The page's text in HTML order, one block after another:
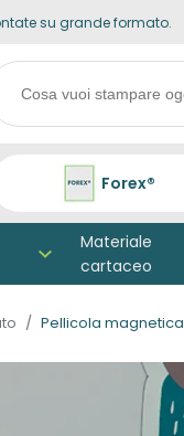
su grande formato.
Forex®
Materiale
cartaceo
Pellicola magnetica